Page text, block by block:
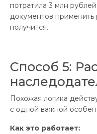
потратила 3 млн
документов применить
получится.
Способ 5:
Похожая логика
с одной важной
Как это работает: